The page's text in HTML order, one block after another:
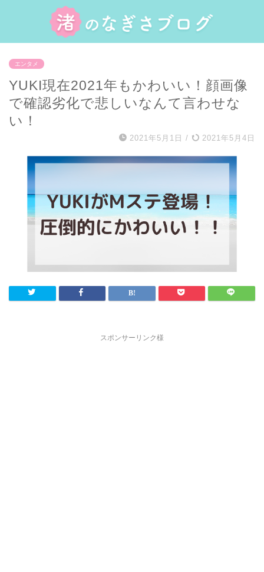
エンタメ
YUKI現在2021年もかわいい！顔画像
で確認劣化で悲しいなんて言わせな
い！
2021年5月1日 / 2021年5月4日
スポンサーリンク様